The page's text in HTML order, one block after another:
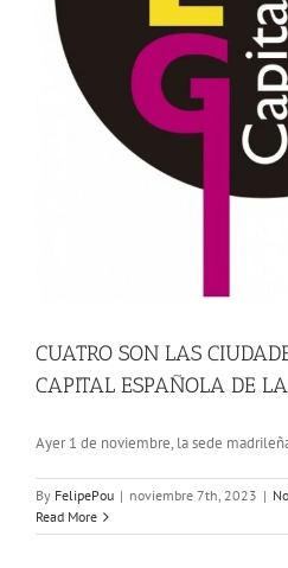
CUATRO SON LAS
CAPITAL ESPAÑOLA DE
Ayer 1 de noviembre, la sede
By FelipePou | noviembre 7th, 2023 |
Read More